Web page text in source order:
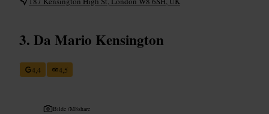
Da Mario Kensington
4,4 4,5
Bilde /M8share